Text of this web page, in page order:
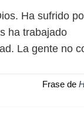
Ha sufrido
ha trabajado
La gente no
Frase de